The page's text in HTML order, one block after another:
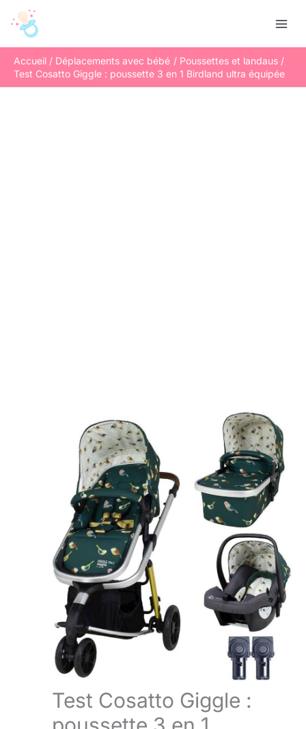
Accueil
Déplacements avec bébé
Poussettes et landaus
Test Cosatto Giggle : poussette 3 en 1 Birdland ultra équipée
Test Cosatto Giggle :
e
c
h
e